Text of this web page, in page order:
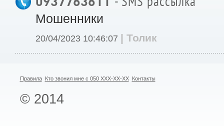
Мошенники
20/04/2023 10:46:07 | Толик
Правила Кто звонил мне с 050 XXX-XX-XX Контакты
© 2014